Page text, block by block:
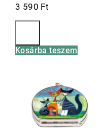
3 590 Ft
Kosárba teszem